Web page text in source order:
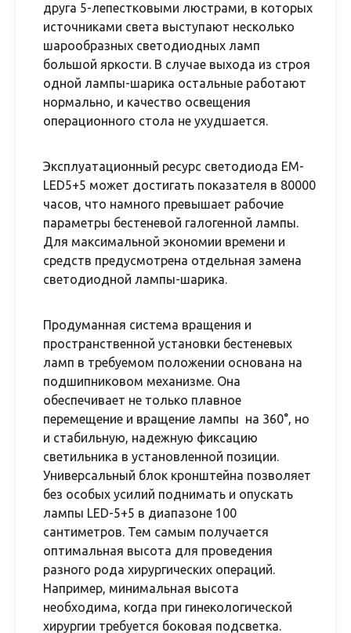
друга 5-лепестковыми люстрами, в которых
источниками света выступают несколько
шарообразных светодиодных ламп
большой яркости. В случае выхода из строя
одной лампы-шарика остальные работают
нормально, и качество освещения
операционного стола не ухудшается.
Эксплуатационный ресурс светодиода EM-
LED5+5 может достигать показателя в 80000
часов, что намного превышает рабочие
параметры бестеневой галогенной лампы.
Для максимальной экономии времени и
средств предусмотрена отдельная замена
светодиодной лампы-шарика.
Продуманная система вращения и
пространственной установки бестеневых
ламп в требуемом положении основана на
подшипниковом механизме. Она
обеспечивает не только плавное
перемещение и вращение лампы на 360°, но
и стабильную, надежную фиксацию
светильника в установленной позиции.
Универсальный блок кронштейна позволяет
без особых усилий поднимать и опускать
лампы LED-5+5 в диапазоне 100
сантиметров. Тем самым получается
оптимальная высота для проведения
разного рода хирургических операций.
Например, минимальная высота
необходима, когда при гинекологической
хирургии требуется боковая подсветка.